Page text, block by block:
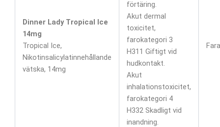
Dinner Lady Tropical Ice
14mg
Tropical Ice,
Nikotinsalicylatinnehållande
vätska, 14mg
förtäring.
Akut dermal
toxicitet,
farokategori 3
H311 Giftigt vid
hudkontakt.
Akut
inhalationstoxicitet,
farokategori 4
H332 Skadligt vid
inandning.
Fara